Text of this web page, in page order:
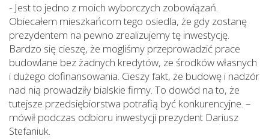
- Jest to jedno z moich wyborczych zobowiązań.
Obiecałem mieszkańcom tego osiedla, że gdy zostanę
prezydentem na pewno zrealizujemy tę inwestycję.
Bardzo się cieszę, że mogliśmy przeprowadzić prace
budowlane bez żadnych kredytów, ze środków własnych
i dużego dofinansowania. Cieszy fakt, że budowę i nadzór
nad nią prowadziły bialskie firmy. To dowód na to, że
tutejsze przedsiębiorstwa potrafią być konkurencyjne. –
mówił podczas odbioru inwestycji prezydent Dariusz
Stefaniuk.